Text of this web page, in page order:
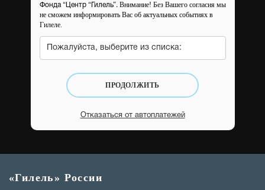
Фонда “Центр “Гилель”. Внимание! Без Вашего согласия мы
не сможем информировать Вас об актуальных событиях в
Гилеле.
Пожалуйста, выберите из списка:
ПРОДОЛЖИТЬ
Отказаться от автоплатежей
«Гилель» России